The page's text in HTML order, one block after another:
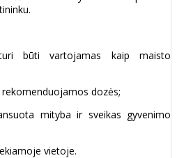
būti vartojamas kaip maisto
dozės;
mityba ir sveikas gyvenimo
vietoje.